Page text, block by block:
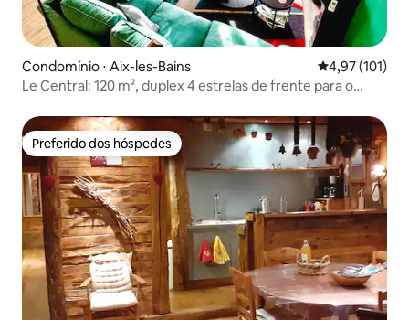
Condomínio ⋅ Aix-les-Bains 4,97 de uma
4,97 (101)
Le Central: 120 m², duplex 4 estrelas de frente para o
Preferido dos hóspedes
Preferido dos hóspedes